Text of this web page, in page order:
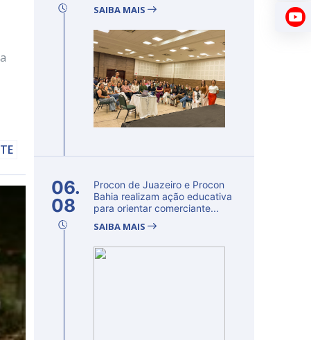
SAIBA MAIS
06.
08
Procon de Juazeiro e Procon
Bahia realizam ação educativa
para orientar comerciante...
SAIBA MAIS